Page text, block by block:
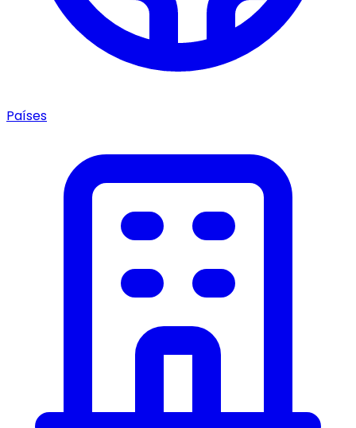
Países